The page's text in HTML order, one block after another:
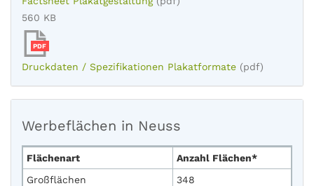
560 KB
PDF
Druckdaten / Spezifikationen Plakatformate (pdf)
Werbeflächen in Neuss
Flächenart
Anzahl Flächen*
Großflächen
348